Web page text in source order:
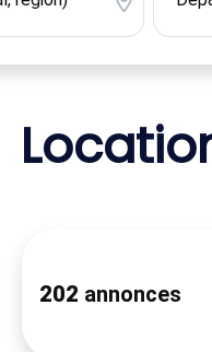
202 annonces